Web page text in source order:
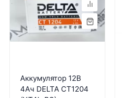
Аккумулятор 12В
4Ач DELTA CT1204